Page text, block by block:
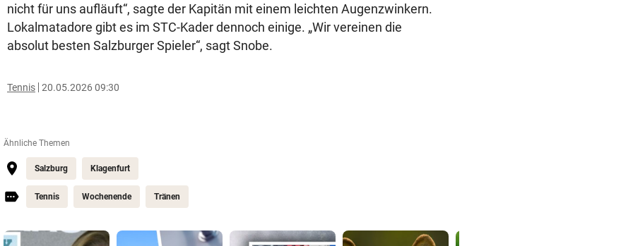
nicht für uns aufläuft“, sagte der Kapitän mit einem leichten Augenzwinkern.
Lokalmatadore gibt es im STC-Kader dennoch einige. „Wir vereinen die
absolut besten Salzburger Spieler“, sagt Snobe.
Tennis 20.05.2026 09:30
Ähnliche Themen
Salzburg Klagenfurt
Tennis Wochenende Tränen